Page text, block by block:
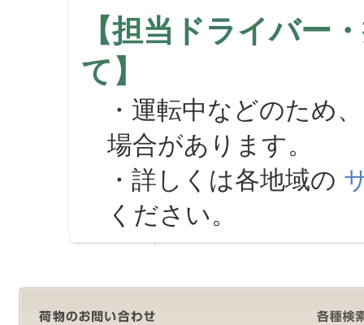
【担当ドライバー
て】
・運転中などのため
場合があります。
・詳しくは各地域の
ください。